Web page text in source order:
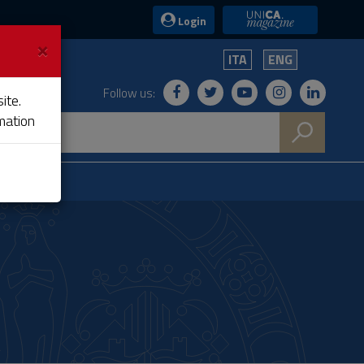
Login UniCA News
ITA ENG
Follow us:
×